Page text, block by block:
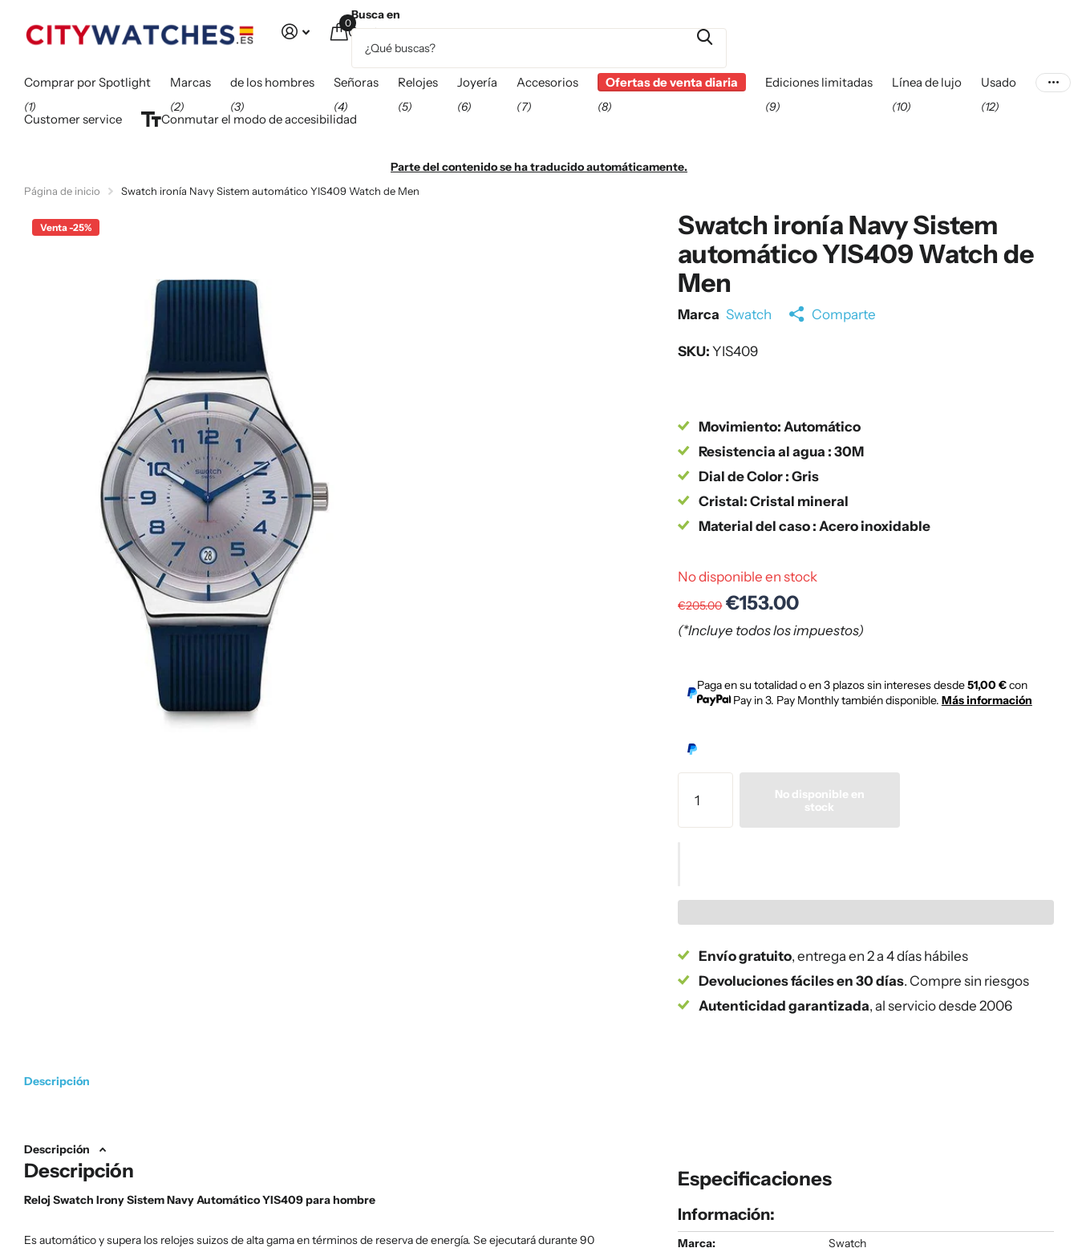
Busca en
Cesta
0
Comprar por Spotlight
(1)
Marcas
(2)
de los hombres
(3)
Señoras
(4)
Relojes
(5)
Joyería
(6)
Accesorios
(7)
Ofertas de venta diaria
(8)
Ediciones limitadas
(9)
Línea de lujo
(10)
Usado
(12)
Customer service Conmutar el modo de accesibilidad
Parte del contenido se ha traducido automáticamente.
Página de inicio Swatch ironía Navy Sistem automático YIS409 Watch de Men
Venta -25%
Swatch ironía Navy Sistem
automático YIS409 Watch de
Men
Marca Swatch Comparte
SKU:YIS409
Movimiento: Automático
Resistencia al agua : 30M
Dial de Color : Gris
Cristal: Cristal mineral
Material del caso : Acero inoxidable
No disponible en stock
€205.00€153.00
(*Incluye todos los impuestos)
Paga en su totalidad o en 3 plazos sin intereses desde51,00 €con
Pay in 3. Pay Monthly también disponible. Más información
No disponible en
stock
Envío gratuito, entrega en 2 a 4 días hábiles
Devoluciones fáciles en 30 días. Compre sin riesgos
Autenticidad garantizada, al servicio desde 2006
Descripción
Descripción
Descripción
Reloj Swatch Irony Sistem Navy Automático YIS409 para hombre
Es automático y supera los relojes suizos de alta gama en términos de reserva de energía. Se ejecutará durante 90
Especificaciones
Información:
Marca:
Swatch